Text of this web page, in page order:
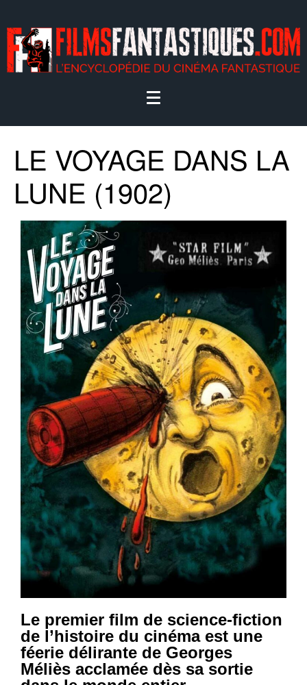
LE VOYAGE DANS LA
LUNE (1902)
Le premier film de science-fiction
de l’histoire du cinéma est une
féerie délirante de Georges
Méliès acclamée dès sa sortie